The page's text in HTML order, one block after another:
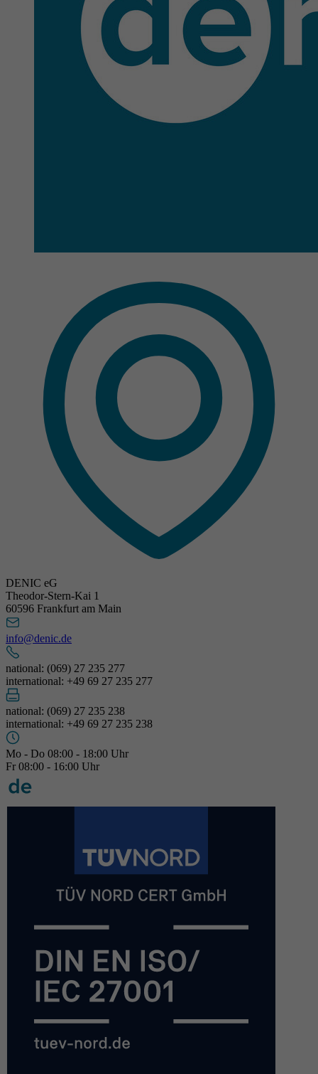
DENIC eG
Theodor-Stern-Kai 1
60596 Frankfurt am Main
info@denic.de
national: (069) 27 235 277
international: +49 69 27 235 277
national: (069) 27 235 238
international: +49 69 27 235 238
Mo - Do 08:00 - 18:00 Uhr
Fr 08:00 - 16:00 Uhr